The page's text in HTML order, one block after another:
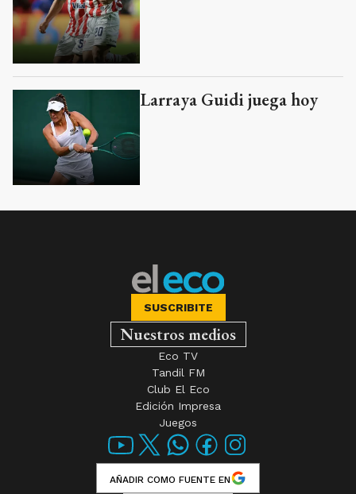
Larraya Guidi juega hoy
SUSCRIBITE
Nuestros medios
Eco TV
Tandil FM
Club El Eco
Edición Impresa
Juegos
AÑADIR COMO FUENTE EN